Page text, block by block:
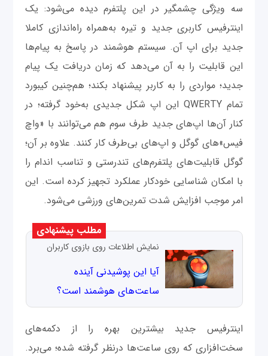
سه ویژگی چشمگیر در این پلتفرم دیده می‌شود: یک
اینترفیس کاربری جدید و تیره به‌همراه راه‌اندازی کاملا
جدید برای اپ آن. سیستم هوشمند در پاسخ به پیام‌ها
این قابلیت را به ‌‌آن می‌دهد که زمان دریافت یک پیام
جدید؛‌ مواردی را به کاربر پیشنهاد بکند؛ هم‌چنین کیبورد
تمام QWERTY این اپ شکل جدیدی به‌خود گرفته؛‌ در
کنار آن‌ها اپ‌های جدید طرف سوم هم می‌توانند با «واچ
فیس‌»های گوگل و اپ‌های بی‌طرف کار کنند. علاوه بر آن؛
گوگل قابلیت‌های پلتفرم‌های تندرستی و تناسب اندام را
با امکان شناسایی خودکار عملکرد تجهیز کرده است. این
امر موجب افزایش شدت تمرین‌های ورزشی می‌شود.
مطلب پیشنهادی
نمایش اطلاعات روی بازوی کاربران
آیا این پوشیدنی آینده
ساعت‌های هوشمند است؟
اینترفیس جدید بیشترین بهره را از دکمه‌های
سخت‌افزاری که روی ساعت‌ها درنظر گرفته شده؛ می‌برد.